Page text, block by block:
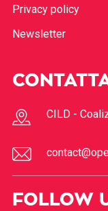
Privacy policy
Newsletter
CILD -
FOLLOW